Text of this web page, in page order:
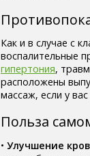
Как и в случае с
воспалительные
гипертония,
расположены
массаж, если у
Польза
• Улучшение